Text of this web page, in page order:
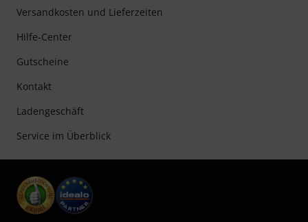
Versandkosten und Lieferzeiten
Hilfe-Center
Gutscheine
Kontakt
Ladengeschäft
Service im Überblick